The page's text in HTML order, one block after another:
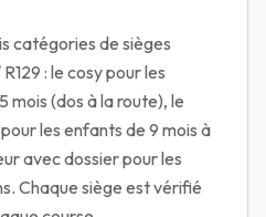
catégories de sièges
: le cosy pour les
mois (dos à la route), le
les enfants de 9 mois à
avec dossier pour les
Chaque siège est vérifié